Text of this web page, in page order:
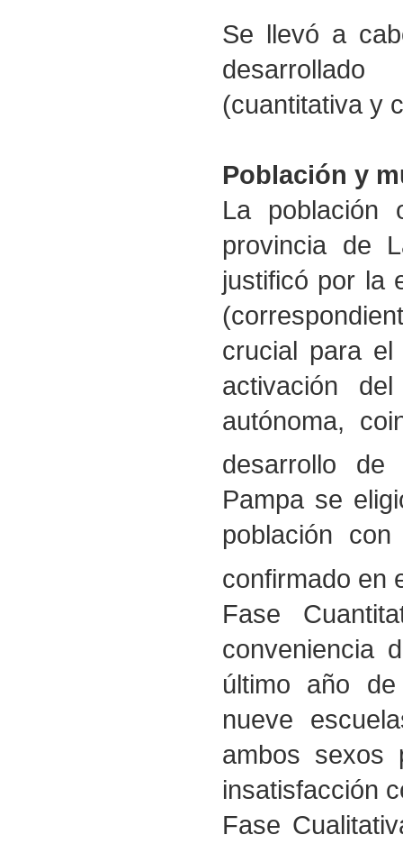
Se llevó a
(cuantitativa y
Población y
La población
provincia de
justificó por la
crucial para
activación
autónoma,
desarrollo de
Pampa se
población
confirmado en
Fase
conveniencia
último año
nueve
ambos sexos
insatisfacción
Fase